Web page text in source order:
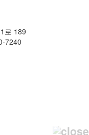
로 189
7240